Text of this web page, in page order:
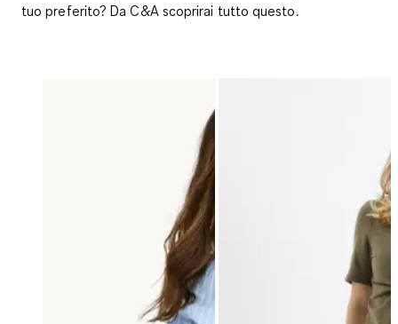
tuo preferito? Da C&A scoprirai tutto questo.